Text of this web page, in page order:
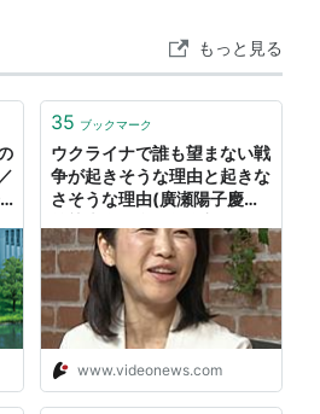
るいわゆる「政策立案」関係
雑に絡み合った問題の改善案
たる分野の知識の習得が主な
から、やりたいことが見つかる
策立案やPolicy makingに全く
指す「総合政策像」が全く異な
学部でもカリキュラム等も非
もっと見る
35 ブックマーク
ウクライナで誰も望まない戦
争が起きそうな理由と起きな
さそうな理由(廣瀬陽子慶應
-マル激
www.videonews.com